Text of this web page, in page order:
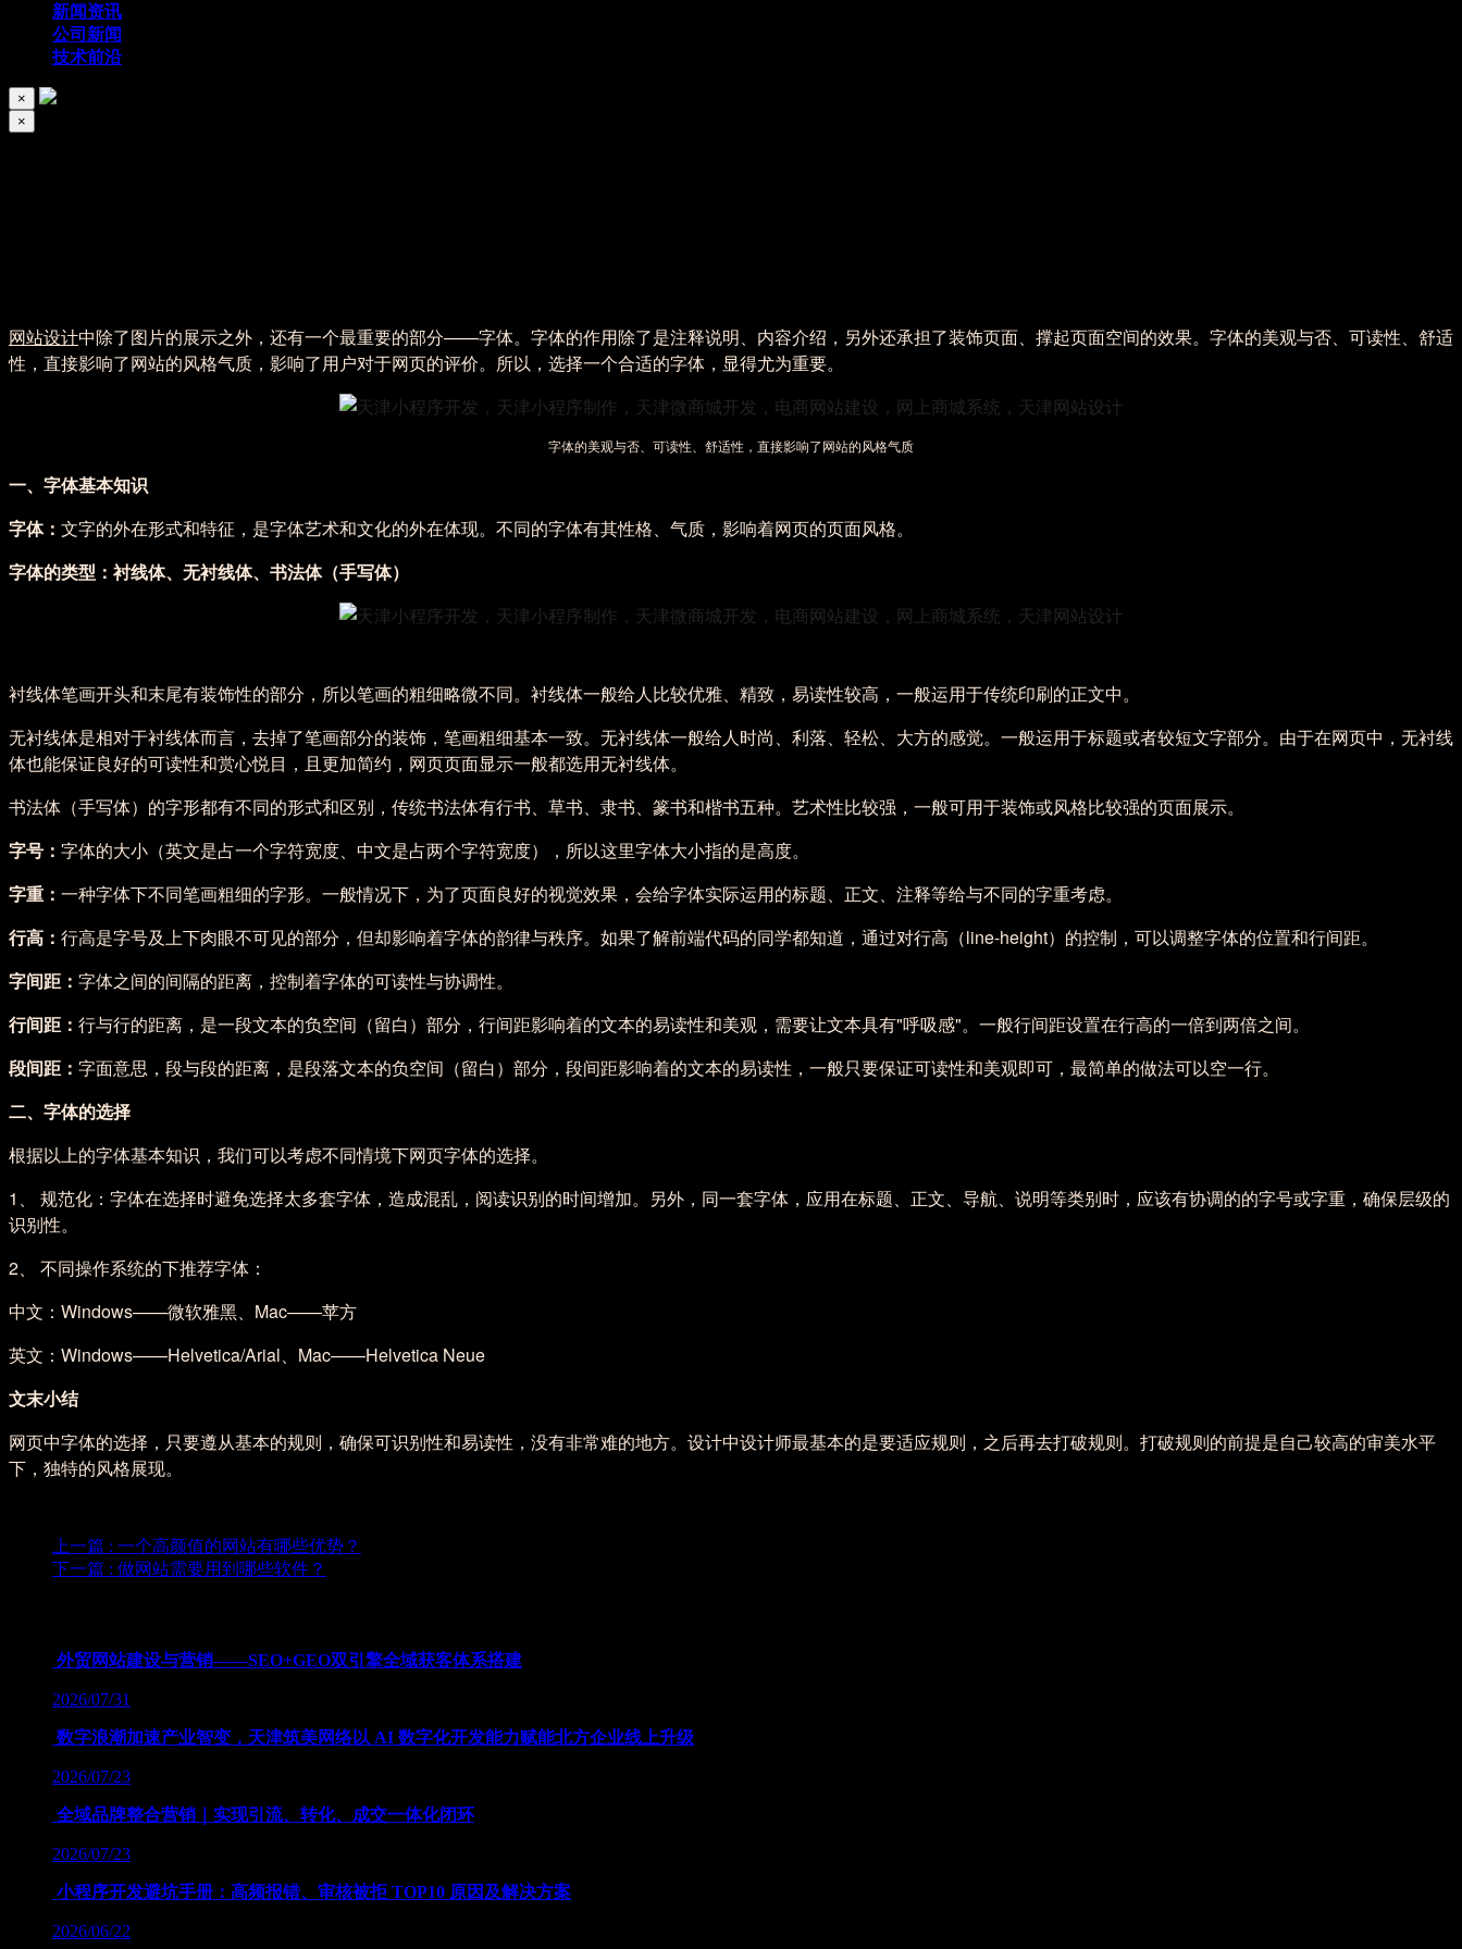
新闻资讯
公司新闻
技术前沿
×
×
网站设计中除了图片的展示之外，还有一个最重要的部分——字体。字体的作用除了是注释说明、内容介绍，另外还承担了装饰页面、撑起页面空间的效果。字体的美观与否、可读性、舒适
性，直接影响了网站的风格气质，影响了用户对于网页的评价。所以，选择一个合适的字体，显得尤为重要。
字体的美观与否、可读性、舒适性，直接影响了网站的风格气质
一、字体基本知识
字体： 文字的外在形式和特征，是字体艺术和文化的外在体现。不同的字体有其性格、气质，影响着网页的页面风格。
字体的类型：衬线体、无衬线体、书法体（手写体）
衬线体笔画开头和末尾有装饰性的部分，所以笔画的粗细略微不同。衬线体一般给人比较优雅、精致，易读性较高，一般运用于传统印刷的正文中。
无衬线体是相对于衬线体而言，去掉了笔画部分的装饰，笔画粗细基本一致。无衬线体一般给人时尚、利落、轻松、大方的感觉。一般运用于标题或者较短文字部分。由于在网页中，无衬线
体也能保证良好的可读性和赏心悦目，且更加简约，网页页面显示一般都选用无衬线体。
书法体（手写体）的字形都有不同的形式和区别，传统书法体有行书、草书、隶书、篆书和楷书五种。艺术性比较强，一般可用于装饰或风格比较强的页面展示。
字号： 字体的大小（英文是占一个字符宽度、中文是占两个字符宽度），所以这里字体大小指的是高度。
字重： 一种字体下不同笔画粗细的字形。一般情况下，为了页面良好的视觉效果，会给字体实际运用的标题、正文、注释等给与不同的字重考虑。
行高： 行高是字号及上下肉眼不可见的部分，但却影响着字体的韵律与秩序。如果了解前端代码的同学都知道，通过对行高（line-height）的控制，可以调整字体的位置和行间距。
字间距： 字体之间的间隔的距离，控制着字体的可读性与协调性。
行间距： 行与行的距离，是一段文本的负空间（留白）部分，行间距影响着的文本的易读性和美观，需要让文本具有"呼吸感"。一般行间距设置在行高的一倍到两倍之间。
段间距： 字面意思，段与段的距离，是段落文本的负空间（留白）部分，段间距影响着的文本的易读性，一般只要保证可读性和美观即可，最简单的做法可以空一行。
二、字体的选择
根据以上的字体基本知识，我们可以考虑不同情境下网页字体的选择。
1、 规范化：字体在选择时避免选择太多套字体，造成混乱，阅读识别的时间增加。另外，同一套字体，应用在标题、正文、导航、说明等类别时，应该有协调的的字号或字重，确保层级的
识别性。
2、 不同操作系统的下推荐字体：
中文：Windows——微软雅黑、Mac——苹方
英文：Windows——Helvetica/Arial、Mac——Helvetica Neue
文末小结
网页中字体的选择，只要遵从基本的规则，确保可识别性和易读性，没有非常难的地方。设计中设计师最基本的是要适应规则，之后再去打破规则。打破规则的前提是自己较高的审美水平
下，独特的风格展现。
上一篇 : 一个高颜值的网站有哪些优势？
下一篇 : 做网站需要用到哪些软件？
外贸网站建设与营销——SEO+GEO双引擎全域获客体系搭建
2026/07/31
数字浪潮加速产业智变，天津筑美网络以 AI 数字化开发能力赋能北方企业线上升级
2026/07/23
全域品牌整合营销｜实现引流、转化、成交一体化闭环
2026/07/23
小程序开发避坑手册：高频报错、审核被拒 TOP10 原因及解决方案
2026/06/22